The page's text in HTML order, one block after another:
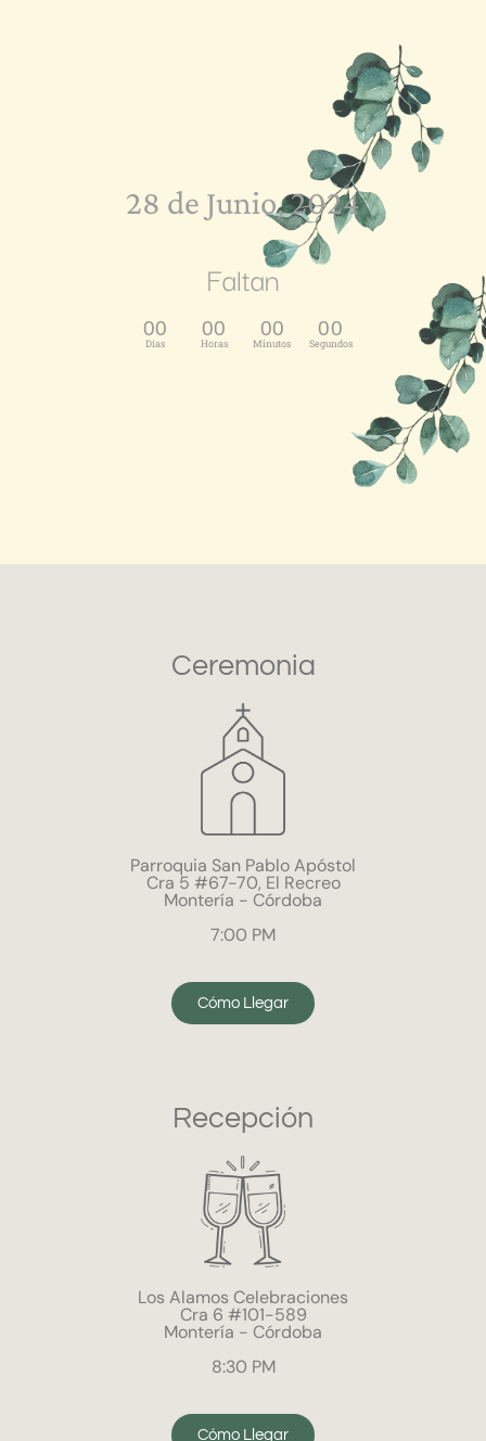
28 de Junio, 2024
Faltan
00
Días
00
Horas
00
Minutos
00
Segundos
Ceremonia
Parroquia San Pablo Apóstol
Cra 5 #67-70, El Recreo
Montería - Córdoba
7:00 PM
Cómo Llegar
Recepción
Los Alamos Celebraciones
Cra 6 #101-589
Montería - Córdoba
8:30 PM
Cómo Llegar